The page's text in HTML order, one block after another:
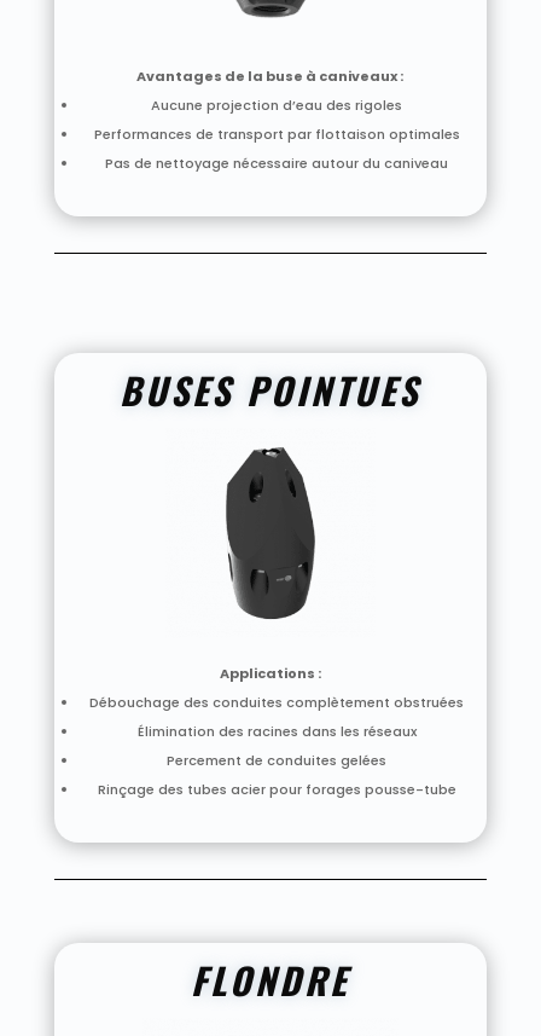
Avantages de la buse à caniveaux :
Aucune projection d’eau des rigoles
Performances de transport par flottaison optimales
Pas de nettoyage nécessaire autour du caniveau
BUSES POINTUES
Applications :
Débouchage des conduites complètement obstruées
Élimination des racines dans les réseaux
Percement de conduites gelées
Rinçage des tubes acier pour forages pousse-tube
FLONDRE